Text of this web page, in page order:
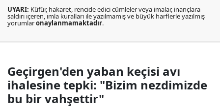
UYARI: Küfür, hakaret, rencide edici cümleler veya imalar, inançlara
saldırı içeren, imla kuralları ile yazılmamış ve büyük harflerle yazılmış
yorumlaronaylanmamaktadır.
Geçirgen'den yaban keçisi avı
ihalesine tepki: "Bizim nezdimizde
bu bir vahşettir"